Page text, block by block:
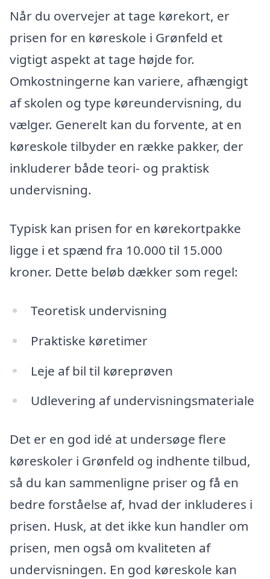
Når du overvejer at tage kørekort, er
prisen for en køreskole i Grønfeld et
vigtigt aspekt at tage højde for.
Omkostningerne kan variere, afhængigt
af skolen og type køreundervisning, du
vælger. Generelt kan du forvente, at en
køreskole tilbyder en række pakker, der
inkluderer både teori- og praktisk
undervisning.
Typisk kan prisen for en kørekortpakke
ligge i et spænd fra 10.000 til 15.000
kroner. Dette beløb dækker som regel:
Teoretisk undervisning
Praktiske køretimer
Leje af bil til køreprøven
Udlevering af undervisningsmateriale
Det er en god idé at undersøge flere
køreskoler i Grønfeld og indhente tilbud,
så du kan sammenligne priser og få en
bedre forståelse af, hvad der inkluderes i
prisen. Husk, at det ikke kun handler om
prisen, men også om kvaliteten af
undervisningen. En god køreskole kan